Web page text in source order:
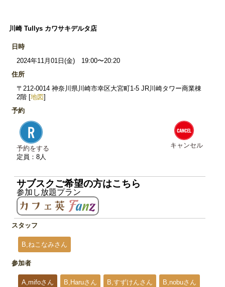
川崎 Tullys カワサキデルタ店
日時
2024年11月01日(金) 19:00〜20:20
住所
〒212-0014 神奈川県川崎市幸区大宮町1-5 JR川崎タワー商業棟
2階 [地図]
予約
予約をする
定員：8人
キャンセル
サブスクご希望の方はこちら
参加し放題プラン
スタッフ
B,ねこなみさん
参加者
A,mifoさん B,Haruさん B,すずけんさん B,nobuさん